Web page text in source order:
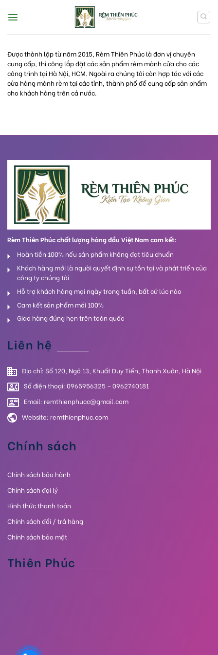
content
Được thành lập từ năm 2015, Rèm Thiên Phúc là đơn vị chuyên
cung cấp, thi công lắp đặt các sản phẩm rèm mành cửa cho các
công trình tại Hà Nội, HCM. Ngoài ra chúng tôi còn hợp tác với các
cửa hàng mành rèm tại các tỉnh, thành phố để cung cấp sản phẩm
cho khách hàng trên cả nước.
Rèm Thiên Phúc chất lượng hàng đầu Việt Nam cam kết:
Hoàn tiền 100% nếu sản phẩm không đạt tiêu chuẩn
Khách hàng mới là người quyết định sự tồn tại và phát triển của
công ty chúng tôi
Hỗ trợ khách hàng mọi ngày trong tuần, bất cứ lúc nào
Cam kết sản phẩm mới 100%
Giao hàng đúng hẹn trên toàn quốc
Liên hệ
Địa chỉ: Số 120, Ngõ 13, Khuất Duy Tiến, Thanh Xuân, Hà Nội
Số điện thoại: 0965956325 – 0962740181
Email: remthienphucc@gmail.com
Website: remthienphuc.com
Chính sách
Chính sách bảo hành
Chính sách đại lý
Hình thức thanh toán
Chính sách đổi / trả hàng
Chính sách bảo mật
Thiên Phúc